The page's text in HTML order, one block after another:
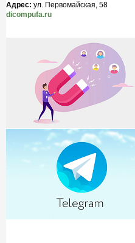
Адрес: ул. Первомайская, 58
dicompufa.ru